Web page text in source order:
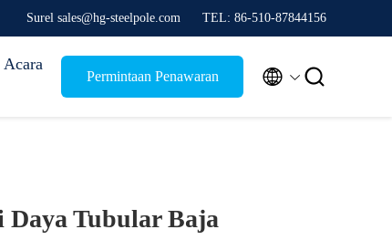
Surel sales@hg-steelpole.com TEL: 86-510-87844156
Acara
Permintaan Penawaran  
Daya Tubular Baja